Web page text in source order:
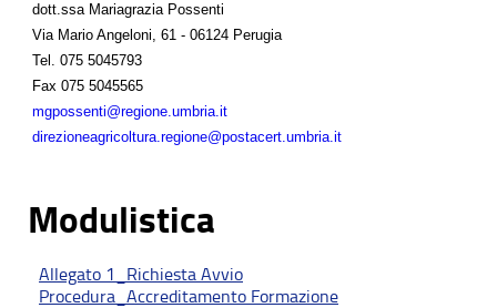
dott.ssa Mariagrazia Possenti
Via Mario Angeloni, 61 - 06124 Perugia
Tel. 075 5045793
Fax 075 5045565
mgpossenti@regione.umbria.it
direzioneagricoltura.regione@postacert.umbria.it
Modulistica
Allegato 1_Richiesta Avvio
Procedura_Accreditamento Formazione